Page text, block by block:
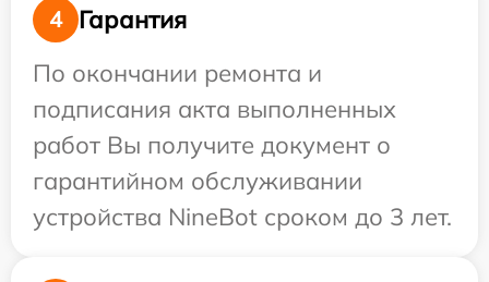
4
Гарантия
По окончании ремонта и
подписания акта выполненных
работ Вы получите документ о
гарантийном обслуживании
устройства NineBot сроком до 3 лет.